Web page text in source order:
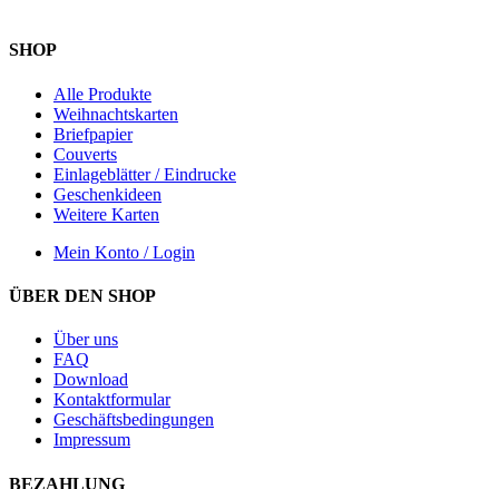
SHOP
Alle Produkte
Weihnachtskarten
Briefpapier
Couverts
Einlageblätter / Eindrucke
Geschenkideen
Weitere Karten
Mein Konto / Login
ÜBER DEN SHOP
Über uns
FAQ
Download
Kontaktformular
Geschäftsbedingungen
Impressum
BEZAHLUNG